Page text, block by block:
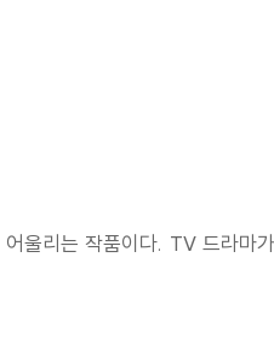
울리는 작품이다. TV 드라마